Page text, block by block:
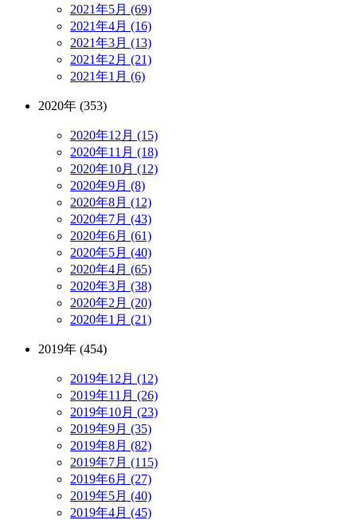
2021年5月 (69)
2021年4月 (16)
2021年3月 (13)
2021年2月 (21)
2021年1月 (6)
2020年 (353)
2020年12月 (15)
2020年11月 (18)
2020年10月 (12)
2020年9月 (8)
2020年8月 (12)
2020年7月 (43)
2020年6月 (61)
2020年5月 (40)
2020年4月 (65)
2020年3月 (38)
2020年2月 (20)
2020年1月 (21)
2019年 (454)
2019年12月 (12)
2019年11月 (26)
2019年10月 (23)
2019年9月 (35)
2019年8月 (82)
2019年7月 (115)
2019年6月 (27)
2019年5月 (40)
2019年4月 (45)